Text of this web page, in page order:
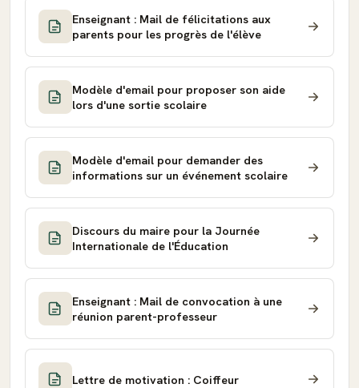
Enseignant : Mail de félicitations aux
parents pour les progrès de l'élève
Modèle d'email pour proposer son aide
lors d'une sortie scolaire
Modèle d'email pour demander des
informations sur un événement scolaire
Discours du maire pour la Journée
Internationale de l'Éducation
Enseignant : Mail de convocation à une
réunion parent-professeur
Lettre de motivation : Coiffeur